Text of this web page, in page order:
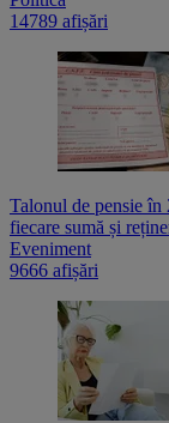
14789 afișări
Talonul de pensie în
fiecare sumă și
Eveniment
9666 afișări